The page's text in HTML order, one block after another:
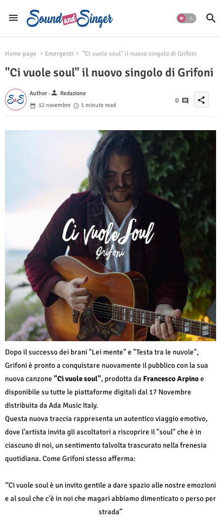
Home page Emergenti "Ci vuole soul" il nuovo singolo di Grifoni
"Ci vuole soul" il nuovo singolo di Grifoni
Author -person Redazione
12 novembre
1 minute read
0 share
Dopo il successo dei brani "Lei mente" e "Testa tra le nuvole",
Grifoni è pronto a conquistare nuovamente il pubblico con la sua
nuova canzone "Ci vuole soul", prodotta da Francesco Arpinoe
disponibile su tutte le piattaforme digitali dal 17 Novembre
distribuita da Ada Music Italy.
Questa nuova traccia rappresenta un autentico viaggio emotivo,
dove l'artista invita gli ascoltatori a riscoprire il "soul" che è in
ciascuno di noi, un sentimento talvolta trascurato nella frenesia
quotidiana. Come Grifoni stesso afferma:
“Ci vuole soul è un invito gentile a dare spazio alle nostre emozioni
e al soul che c'è in noi che magari abbiamo dimenticato o perso per
strada”